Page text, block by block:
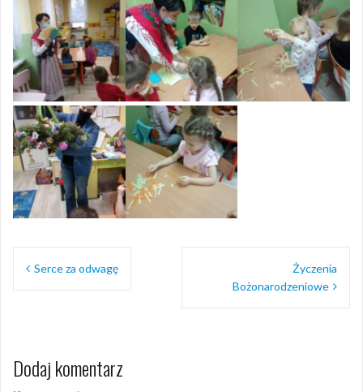
Nawigacja
Serce za odwagę
Życzenia
Bożonarodzeniowe
Dodaj komentarz